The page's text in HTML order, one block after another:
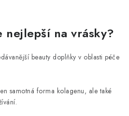
nejlepší na vrásky?
beauty doplňky v oblasti péče
samotná forma kolagenu, ale také